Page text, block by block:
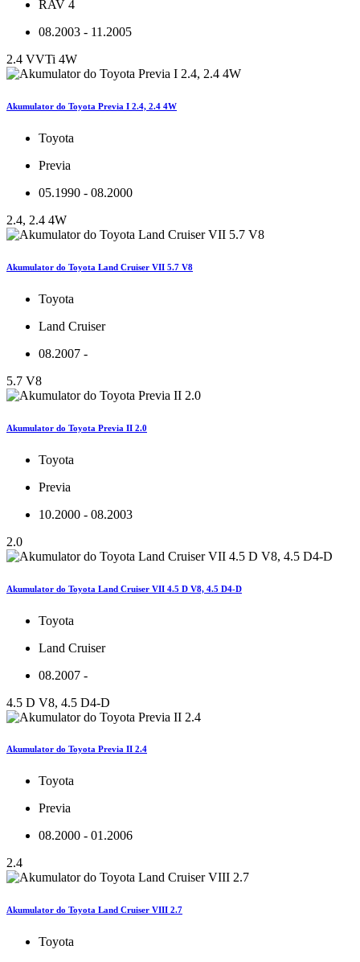
RAV 4
08.2003 - 11.2005
2.4 VVTi 4W
Akumulator do Toyota Previa I 2.4, 2.4 4W
Toyota
Previa
05.1990 - 08.2000
2.4, 2.4 4W
Akumulator do Toyota Land Cruiser VII 5.7 V8
Toyota
Land Cruiser
08.2007 -
5.7 V8
Akumulator do Toyota Previa II 2.0
Toyota
Previa
10.2000 - 08.2003
2.0
Akumulator do Toyota Land Cruiser VII 4.5 D V8, 4.5 D4-D
Toyota
Land Cruiser
08.2007 -
4.5 D V8, 4.5 D4-D
Akumulator do Toyota Previa II 2.4
Toyota
Previa
08.2000 - 01.2006
2.4
Akumulator do Toyota Land Cruiser VIII 2.7
Toyota